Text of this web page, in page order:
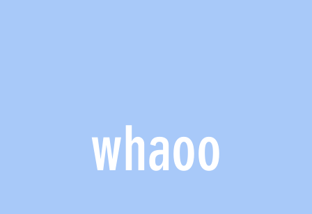
whaoo